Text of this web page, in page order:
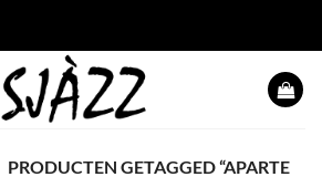
PRODUCTEN GETAGGED “APARTE